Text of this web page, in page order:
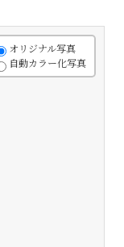
オリジナル写真
自動カラー化写真